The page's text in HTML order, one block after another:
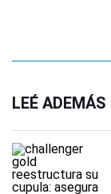
LEÉ ADEMÁS